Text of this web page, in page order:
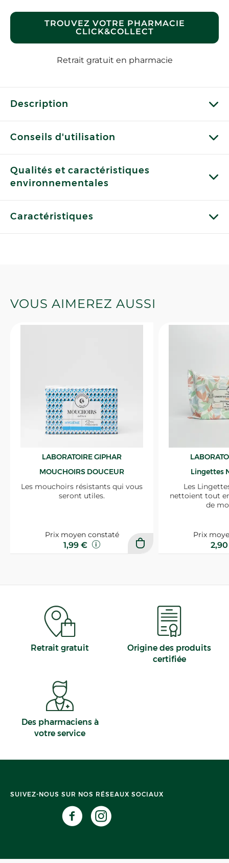
TROUVEZ VOTRE PHARMACIE
CLICK&COLLECT
Retrait gratuit en pharmacie
Description
Conseils d'utilisation
Qualités et caractéristiques
environnementales
Caractéristiques
VOUS AIMEREZ AUSSI
LABORATOIRE GIPHAR
MOUCHOIRS DOUCEUR
Les mouchoirs résistants qui vous
seront utiles.
Prix moyen constaté
1,99 €
Lingettes
Les
nettoient tout
de
Prix
Retrait gratuit
Origine des produits
certifiée
Des pharmaciens à
votre service
SUIVEZ-NOUS SUR NOS RÉSEAUX SOCIAUX